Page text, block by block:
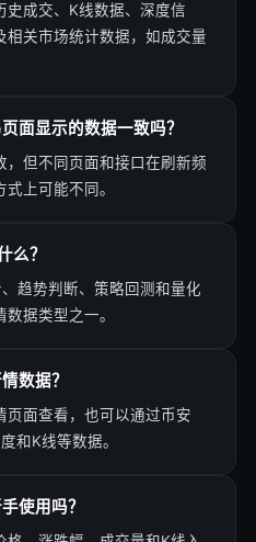
史成交、K线数据、深度信
相关市场统计数据，如成交量
面显示的数据一致吗？
，但不同页面和接口在刷新频
上可能不同。
么？
趋势判断、策略回测和量化
据类型之一。
数据？
页面查看，也可以通过币安
和K线等数据。
使用吗？